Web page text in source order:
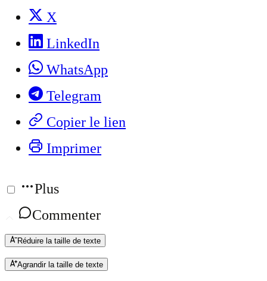
X
LinkedIn
WhatsApp
Telegram
Copier le lien
Imprimer
Plus
Commenter
Réduire la taille de texte
Agrandir la taille de texte